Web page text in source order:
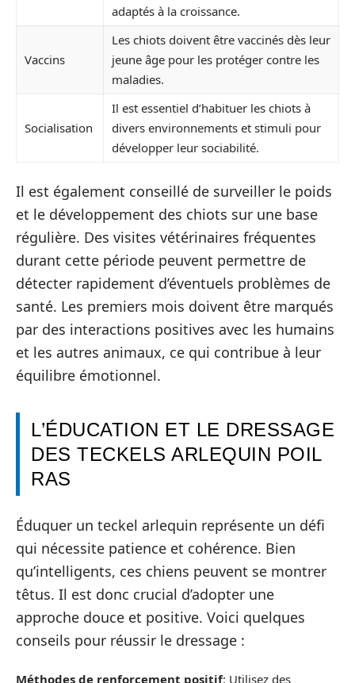
adaptés à la croissance.
Vaccins
Les chiots doivent être vaccinés dès leur
jeune âge pour les protéger contre les
maladies.
Socialisation
Il est essentiel d’habituer les chiots à
divers environnements et stimuli pour
développer leur sociabilité.
Il est également conseillé de surveiller le poids
et le développement des chiots sur une base
régulière. Des visites vétérinaires fréquentes
durant cette période peuvent permettre de
détecter rapidement d’éventuels problèmes de
santé. Les premiers mois doivent être marqués
par des interactions positives avec les humains
et les autres animaux, ce qui contribue à leur
équilibre émotionnel.
L’ÉDUCATION ET LE DRESSAGE
DES TECKELS ARLEQUIN POIL
RAS
Éduquer un teckel arlequin représente un défi
qui nécessite patience et cohérence. Bien
qu’intelligents, ces chiens peuvent se montrer
têtus. Il est donc crucial d’adopter une
approche douce et positive. Voici quelques
conseils pour réussir le dressage :
Méthodes de renforcement positif: Utilisez des